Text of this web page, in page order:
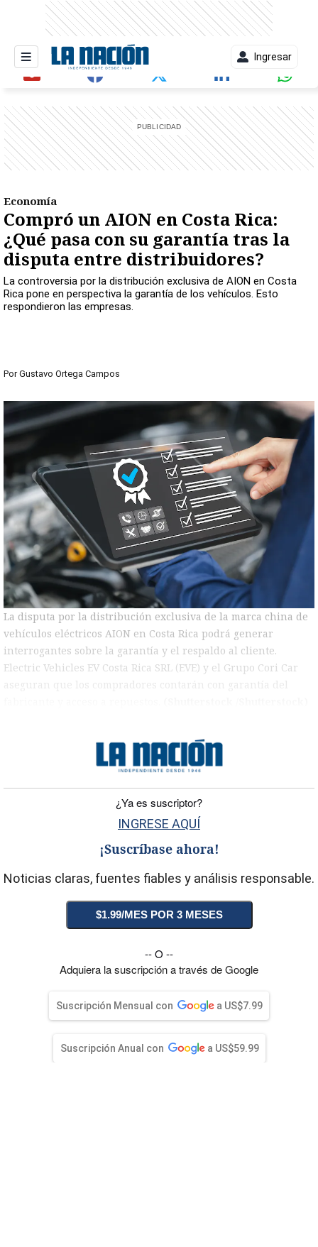
Ingresar
Economía
Compró un AION en Costa Rica:
¿Qué pasa con su garantía tras la
disputa entre distribuidores?
La controversia por la distribución exclusiva de AION en Costa
Rica pone en perspectiva la garantía de los vehículos. Esto
respondieron las empresas.
Por Gustavo Ortega Campos
La disputa por la distribución exclusiva de la marca china de
vehículos eléctricos AION en Costa Rica podrá generar
interrogantes sobre la garantía y el respaldo al cliente.
Electric Vehicles EV Costa Rica SRL (EVE) y el Grupo Cori Car
aseguran que los compradores contarán con garantía del